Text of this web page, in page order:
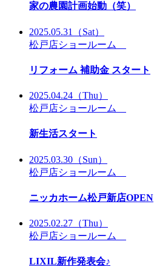
家の農園計画始動（笑）
2025.05.31
（Sat）
松戸店ショールーム
リフォーム 補助金 スタート
2025.04.24 （Thu）
松戸店ショールーム
新生活スタート
2025.03.30 （Sun）
松戸店ショールーム
ニッカホーム松戸新店OPEN
2025.02.27 （Thu）
松戸店ショールーム
LIXIL新作発表会♪